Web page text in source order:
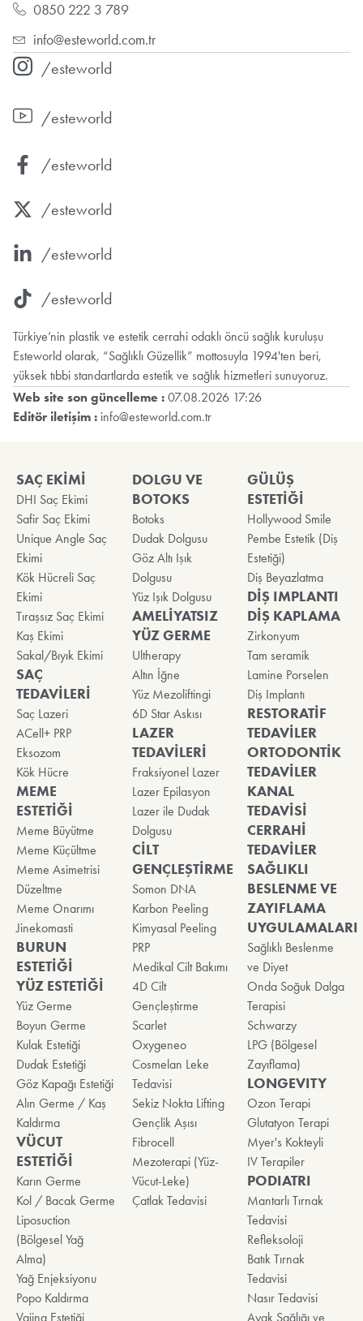
0850 222 3 789
info@esteworld.com.tr
/esteworld
/esteworld
/esteworld
/esteworld
/esteworld
/esteworld
Türkiye’nin plastik ve estetik cerrahi odaklı öncü sağlık kuruluşu
Esteworld olarak, “Sağlıklı Güzellik” mottosuyla 1994'ten beri,
yüksek tıbbi standartlarda estetik ve sağlık hizmetleri sunuyoruz.
Web site son güncelleme : 07.08.2026 17:26
Editör iletişim : info@esteworld.com.tr
SAÇ EKİMİ
DHI Saç Ekimi
Safir Saç Ekimi
Unique Angle Saç
Ekimi
Kök Hücreli Saç
Ekimi
Tıraşsız Saç Ekimi
Kaş Ekimi
Sakal/Bıyık Ekimi
SAÇ
TEDAVİLERİ
Saç Lazeri
ACell+ PRP
Eksozom
Kök Hücre
MEME
ESTETİĞİ
Meme Büyütme
Meme Küçültme
Meme Asimetrisi
Düzeltme
Meme Onarımı
Jinekomasti
BURUN
ESTETİĞİ
YÜZ ESTETİĞİ
Yüz Germe
Boyun Germe
Kulak Estetiği
Dudak Estetiği
Göz Kapağı Estetiği
Alın Germe / Kaş
Kaldırma
VÜCUT
ESTETİĞİ
Karın Germe
Kol / Bacak Germe
Liposuction
(Bölgesel Yağ
Alma)
Yağ Enjeksiyonu
Popo Kaldırma
Vajina Estetiği
DOLGU VE
BOTOKS
Botoks
Dudak Dolgusu
Göz Altı Işık
Dolgusu
Yüz Işık Dolgusu
AMELİYATSIZ
YÜZ GERME
Ultherapy
Altın İğne
Yüz Mezoliftingi
6D Star Askısı
LAZER
TEDAVİLERİ
Fraksiyonel Lazer
Lazer Epilasyon
Lazer ile Dudak
Dolgusu
CİLT
GENÇLEŞTİRME
Somon DNA
Karbon Peeling
Kimyasal Peeling
PRP
Medikal Cilt Bakımı
4D Cilt
Gençleştirme
Scarlet
Oxygeneo
Cosmelan Leke
Tedavisi
Sekiz Nokta Lifting
Gençlik Aşısı
Fibrocell
Mezoterapi (Yüz-
Vücut-Leke)
Çatlak Tedavisi
GÜLÜŞ
ESTETİĞİ
Hollywood Smile
Pembe Estetik (Diş
Estetiği)
Diş Beyazlatma
DİŞ IMPLANTI
DİŞ KAPLAMA
Zirkonyum
Tam seramik
Lamine Porselen
Diş Implantı
RESTORATİF
TEDAVİLER
ORTODONTİK
TEDAVİLER
KANAL
TEDAVİSİ
CERRAHİ
TEDAVİLER
SAĞLIKLI
BESLENME VE
ZAYIFLAMA
UYGULAMALARI
Sağlıklı Beslenme
ve Diyet
Onda Soğuk Dalga
Terapisi
Schwarzy
LPG (Bölgesel
Zayıflama)
LONGEVITY
Ozon Terapi
Glutatyon Terapi
Myer's Kokteyli
IV Terapiler
PODIATRI
Mantarlı Tırnak
Tedavisi
Refleksoloji
Batık Tırnak
Tedavisi
Nasır Tedavisi
Ayak Sağlığı ve